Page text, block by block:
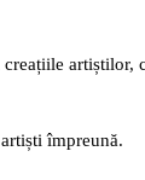
artiștilor,
împreună.